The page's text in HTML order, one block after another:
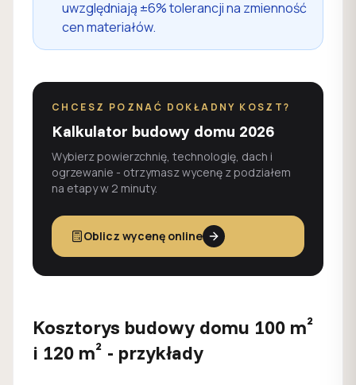
uwzględniają ±6% tolerancji na zmienność
cen materiałów.
CHCESZ POZNAĆ DOKŁADNY KOSZT?
Kalkulator budowy domu 2026
Wybierz powierzchnię, technologię, dach i
ogrzewanie - otrzymasz wycenę z podziałem
na etapy w 2 minuty.
Oblicz wycenę online
Kosztorys budowy domu 100 m²
i 120 m² - przykłady